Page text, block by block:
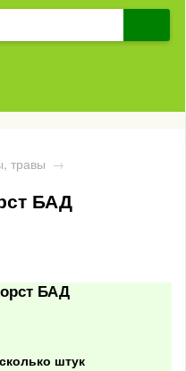
травы →
БАД
БАД
штук